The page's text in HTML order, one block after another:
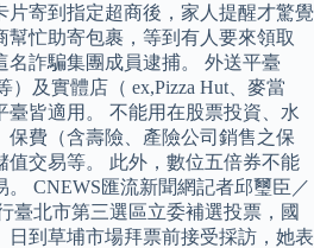
片寄到指定超商後，家人提醒才驚覺
忙助寄包裹，等到有人要來領取
名詐騙集團成員逮捕。 外送平臺
等）及實體店（ ex,Pizza Hut、麥當
臺皆適用。 不能用在股票投資、水
保費（含壽險、產險公司銷售之保
值交易等。 此外，數位五倍券不能
CNEWS匯流新聞網記者邱璽臣／
臺北市第三選區立委補選投票，國
日到草埔市場拜票前接受採訪，她表